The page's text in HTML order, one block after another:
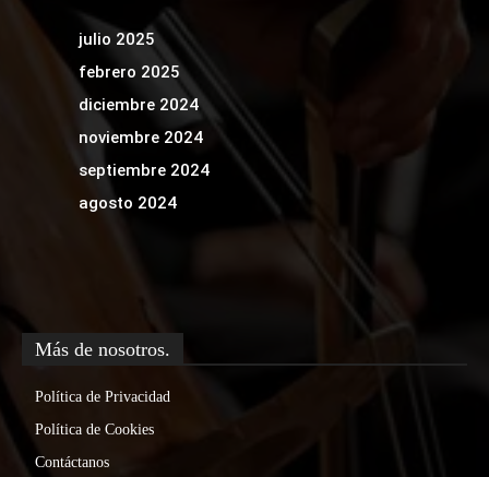
julio 2025
febrero 2025
diciembre 2024
noviembre 2024
septiembre 2024
agosto 2024
Más de nosotros.
Política de Privacidad
Política de Cookies
Contáctanos